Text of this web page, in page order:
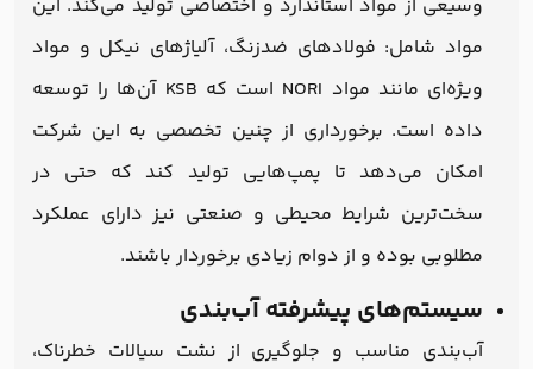
وسیعی از مواد استاندارد و اختصاصی تولید می‌کند. این
مواد شامل: فولادهای ضدزنگ، آلیاژهای نیکل و مواد
ویژه‌ای مانند مواد NORI است که KSB آن‌ها را توسعه
داده است. برخورداری از چنین تخصصی به این شرکت
امکان می‌دهد تا پمپ‌هایی تولید کند که حتی در
سخت‌ترین شرایط محیطی و صنعتی نیز دارای عملکرد
مطلوبی بوده و از دوام زیادی برخوردار باشند.
سیستم‌های پیشرفته آب‌بندی
آب‌بندی مناسب و جلوگیری از نشت سیالات خطرناک،